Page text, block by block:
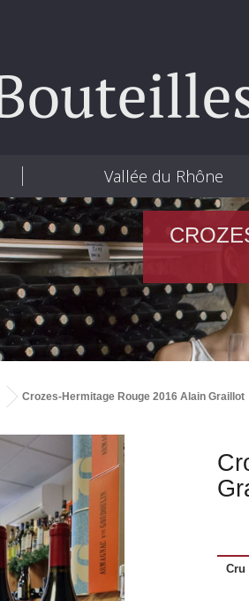
Vallée du Rhône
Crozes-Hermitage Rouge 2016 Alain Graillot
Cru